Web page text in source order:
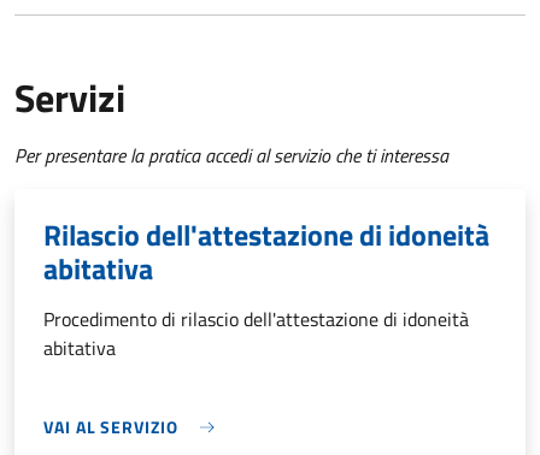
Servizi
Per presentare la pratica accedi al servizio che ti interessa
Rilascio dell'attestazione di idoneità
abitativa
Procedimento di rilascio dell'attestazione di idoneità
abitativa
VAI AL SERVIZIO